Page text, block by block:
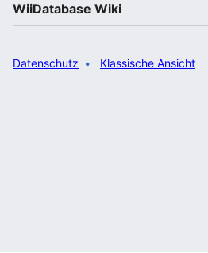
WiiDatabase Wiki
Datenschutz Klassische Ansicht